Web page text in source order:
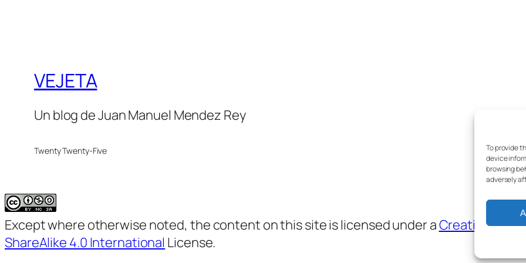
To provide
device
browsing
adversely
VEJETA
Un blog de Juan Manuel Mendez Rey
Twenty Twenty-Five
Except where otherwise noted, the content on this site is licensed under aCreative
ShareAlike 4.0 International License.